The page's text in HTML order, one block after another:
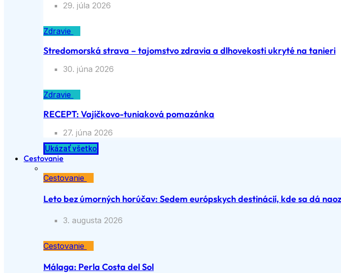
29. júla 2026
Zdravie
Stredomorská strava – tajomstvo zdravia a dlhovekosti ukryté na tanieri
30. júna 2026
Zdravie
RECEPT: Vajíčkovo-tuniaková pomazánka
27. júna 2026
Ukázať všetko
Cestovanie
Cestovanie
Leto bez úmorných horúčav: Sedem európskych destinácií, kde sa dá
3. augusta 2026
Cestovanie
Málaga: Perla Costa del Sol